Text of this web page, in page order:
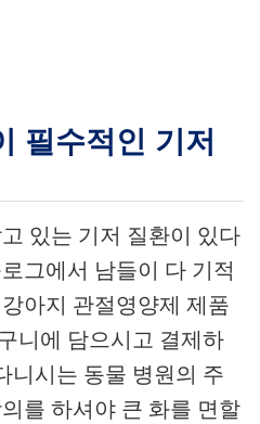
필수적인 기저
있는 기저 질환이 있다
그에서 남들이 다 기적
아지 관절영양제 제품
니에 담으시고 결제하
니시는 동물 병원의 주
를 하셔야 큰 화를 면할